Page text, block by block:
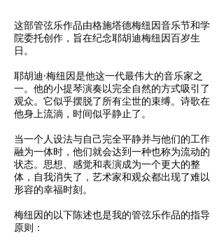
这部管弦乐作品由格施塔德梅纽因音乐节和学
院委托创作，旨在纪念耶胡迪梅纽因百岁生
日。
耶胡迪·梅纽因是他这一代最伟大的音乐家之
一。他的小提琴演奏以完全自然的方式吸引了
观众。它似乎摆脱了所有尘世的束缚。诗歌在
他身上流淌，时间似乎静止了。
当一个人设法与自己完全平静并与他们的工作
融为一体时，他们就会达到一种也称为流动的
状态。思想、感觉和表演成为一个更大的整
体，自我消失了，艺术家和观众都出现了难以
形容的幸福时刻。
梅纽因的以下陈述也是我的管弦乐作品的指导
原则：